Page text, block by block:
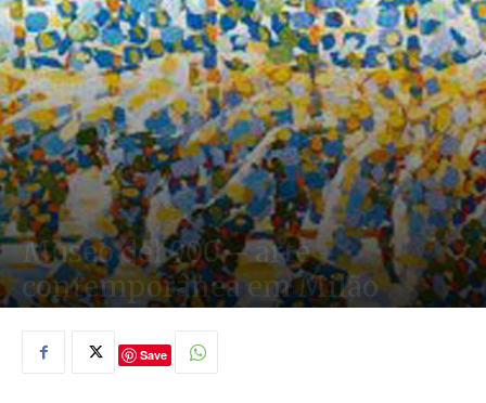
Museo del 900 – arte
contemporânea em Milão
Save